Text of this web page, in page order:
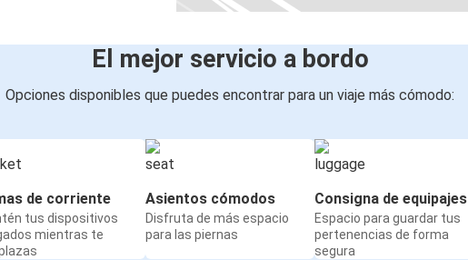
El mejor servicio a bordo
Opciones disponibles que puedes encontrar para un viaje más cómodo:
de corriente
tus dispositivos
mientras te
Asientos cómodos
Disfruta de más espacio
para las piernas
Consigna de equipajes
Espacio para guardar tus
pertenencias de forma
segura